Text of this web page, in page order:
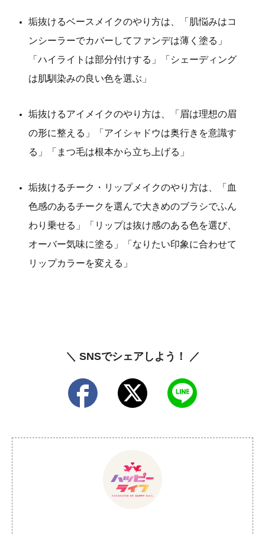
垢抜けるベースメイクのやり方は、「肌悩みはコ
ンシーラーでカバーしてファンデは薄く塗る」
「ハイライトは部分付けする」「シェーディング
は肌馴染みの良い色を選ぶ」
垢抜けるアイメイクのやり方は、「眉は理想の眉
の形に整える」「アイシャドウは奥行きを意識す
る」「まつ毛は根本から立ち上げる」
垢抜けるチーク・リップメイクのやり方は、「血
色感のあるチークを選んで大きめのブラシでふん
わり乗せる」「リップは抜け感のある色を選び、
オーバー気味に塗る」「なりたい印象に合わせて
リップカラーを変える」
＼ SNSでシェアしよう！ ／